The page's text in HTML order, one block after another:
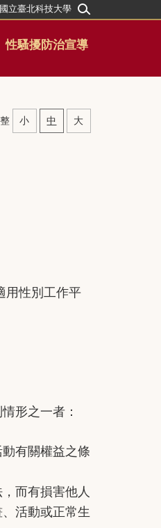
性騷擾防治宣導
國立臺北科技大學
小 中 大
用性別工作平
形之一者：
有關權益之條
而有損害他人
活動或正常生